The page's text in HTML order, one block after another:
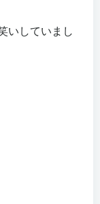
いしていまし